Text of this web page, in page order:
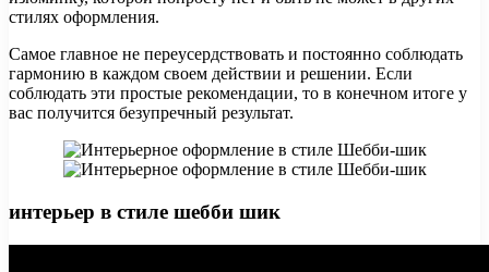
стилях оформления.
Самое главное не переусердствовать и постоянно соблюдать
гармонию в каждом своем действии и решении. Если
соблюдать эти простые рекомендации, то в конечном итоге у
вас получится безупречный результат.
интерьер в стиле шебби шик